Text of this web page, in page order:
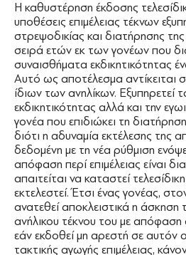
Η καθυστέρηση έκδοσης
υποθέσεις επιμέλειας τέκνων
στρεψοδικίας και διατήρησης της
σειρά ετών εκ των γονέων που
συναισθήματα εκδικητικότητας
Αυτό ως αποτέλεσμα
ίδιων των ανηλίκων. Εξυπηρετεί
εκδικητικότητας αλλά και την
γονέα που επιδιώκει τη
διότι η αδυναμία εκτέλεσης της
δεδομένη με τη νέα ρύθμιση
απόφαση περί επιμέλειας είναι
απαιτείται να καταστεί
εκτελεστεί. Έτσι ένας γονέας,
ανατεθεί αποκλειστικά η άσκηση
ανήλικου τέκνου του με
εάν εκδοθεί μη αρεστή σε αυτόν
τακτικής αγωγής επιμέλειας,